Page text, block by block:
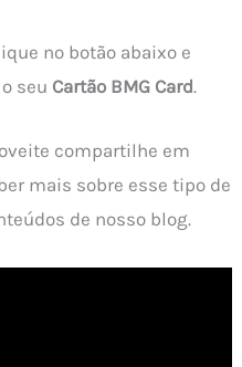
no botão abaixo e
seu Cartão BMG Card.
compartilhe em
mais sobre esse tipo de
de nosso blog.